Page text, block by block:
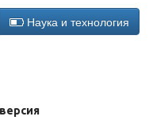
Наука и технология